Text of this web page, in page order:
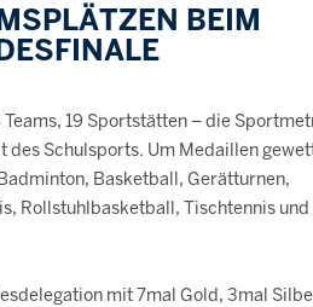
BEIM
19 Sportstätten – die
des Schulsports. Um Medaillen
Basketball, Gerätturnen,
Rollstuhlbasketball, Tischtennis und
mit 7mal Gold, 3mal